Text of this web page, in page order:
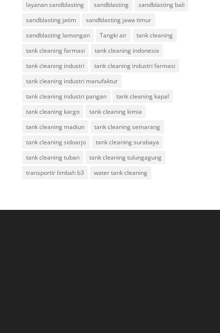
layanan sandblasting
sandblasting
sandblasting bali
sandblasting jatim
sandblasting jawa timur
sandblasting lamongan
Tangki air
tank cleaning
tank cleaning farmasi
tank cleaning indonesia
tank cleaning industri
tank cleaning industri farmasi
tank cleaning industri manufaktur
tank cleaning industri pangan
tank cleaning kapal
tank cleaning kargo
tank cleaning kimia
tank cleaning madiun
tank cleaning semarang
tank cleaning sidoarjo
tank cleaning surabaya
tank cleaning tuban
tank cleaning tulungagung
transportir limbah b3
water tank cleaning